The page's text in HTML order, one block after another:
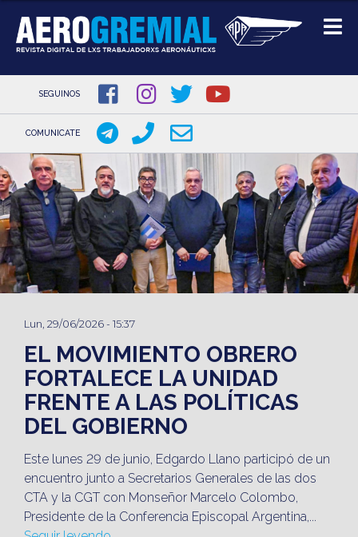
Pasar
al
contenido
principal
SEGUINOS
COMUNICATE
Lun, 29/06/2026 - 15:37
EL MOVIMIENTO OBRERO
FORTALECE LA UNIDAD
FRENTE A LAS POLÍTICAS
DEL GOBIERNO
Este lunes 29 de junio, Edgardo Llano participó de un
encuentro junto a Secretarios Generales de las dos
CTA y la CGT con Monseñor Marcelo Colombo,
Presidente de la Conferencia Episcopal Argentina,...